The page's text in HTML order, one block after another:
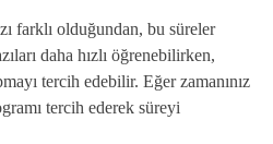
farklı olduğundan, bu süreler
daha hızlı öğrenebilirken,
tercih edebilir. Eğer zamanınız
tercih ederek süreyi